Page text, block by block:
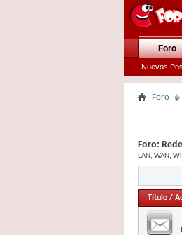
Foro
Nuevos
Foro
Foro:
LAN, WAN,
Título /